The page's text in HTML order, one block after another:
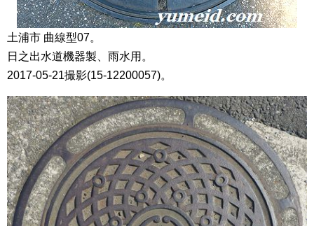
土浦市 曲線型07。
日之出水道機器製、雨水用。
2017-05-21撮影(15-12200057)。